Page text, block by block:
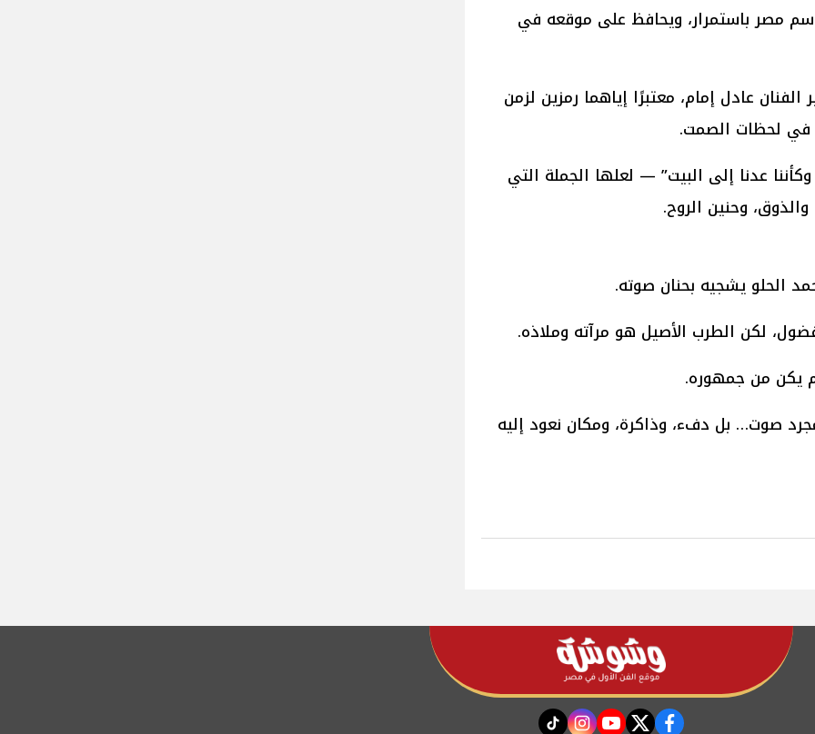
مصر باستمرار، ويحافظ على موقعه في
عادل إمام، معتبرًا إياهما رمزين لزمن
في لحظات الصمت.
عدنا إلى البيت” — لعلها الجملة التي
وحنين الروح.
الحلو يشجيه بحنان صوته.
لكن الطرب الأصيل هو مرآته وملاذه.
يكن من جمهوره.
صوت… بل دفء، وذاكرة، ومكان نعود إليه